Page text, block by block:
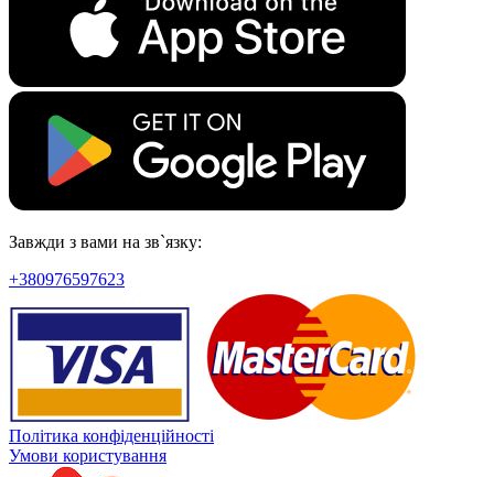
Завжди з вами на зв`язку:
+380976597623
Політика конфіденційності
Умови користування